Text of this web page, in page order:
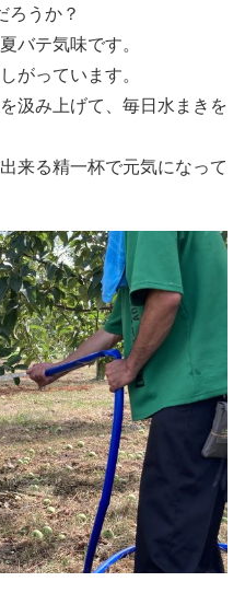
ろうか？
バテ気味です。
がっています。
汲み上げて、毎日水まきを
来る精一杯で元気になって